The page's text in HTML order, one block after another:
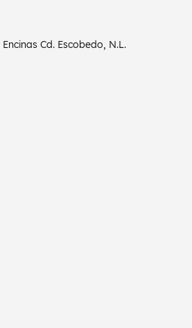
EncinasCd. Escobedo, N.L.